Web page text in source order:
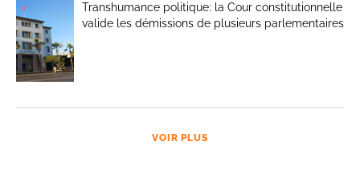
Transhumance politique: la Cour constitutionnelle
valide les démissions de plusieurs parlementaires
VOIR PLUS